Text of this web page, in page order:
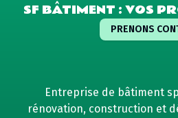
SF BÂTIMENT : VOS
PRENONS
Entreprise de bâtiment
rénovation, construction et